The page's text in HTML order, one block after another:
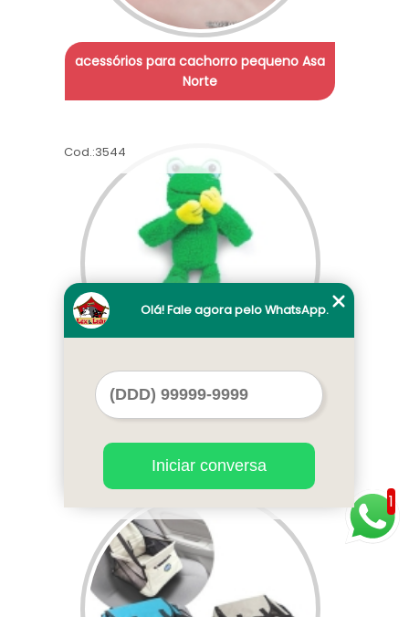
acessórios para cachorro pequeno Asa
Norte
Cod.:3544
acessórios para cachorro macho
1
Olá! Fale agora pelo WhatsApp.
Iniciar conversa